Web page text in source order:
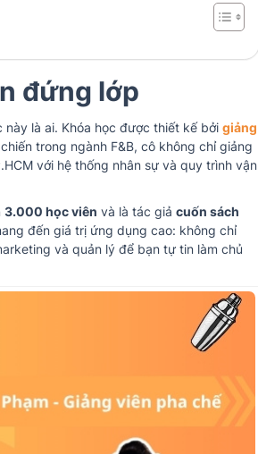
đứng lớp
là ai. Khóa học được thiết kế bởi giảng
trong ngành F&B, cô không chỉ giảng
với hệ thống nhân sự và quy trình vận
3.000 học viên và là tác giả cuốn sách
đến giá trị ứng dụng cao: không chỉ
và quản lý để bạn tự tin làm chủ